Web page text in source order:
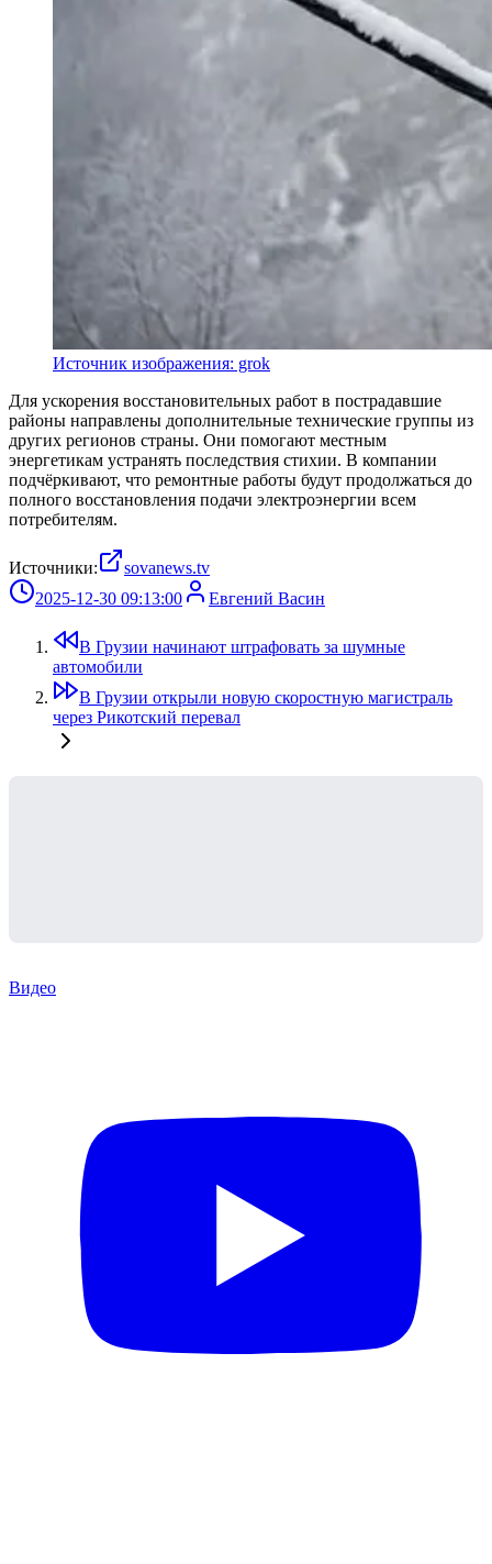
Источник изображения: grok
Для ускорения восстановительных работ в пострадавшие
районы направлены дополнительные технические группы из
других регионов страны. Они помогают местным
энергетикам устранять последствия стихии. В компании
подчёркивают, что ремонтные работы будут продолжаться до
полного восстановления подачи электроэнергии всем
потребителям.
Источники:
sovanews.tv
2025-12-30 09:13:00
Евгений Васин
В Грузии начинают штрафовать за шумные
автомобили
В Грузии открыли новую скоростную магистраль
через Рикотский перевал
Видео